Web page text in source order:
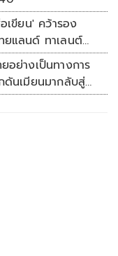
ขียน' คว้ารอง
ยแลนด์ ทาเลนต์
อย่างเป็นทางการ
นเมียนมากลับสู่